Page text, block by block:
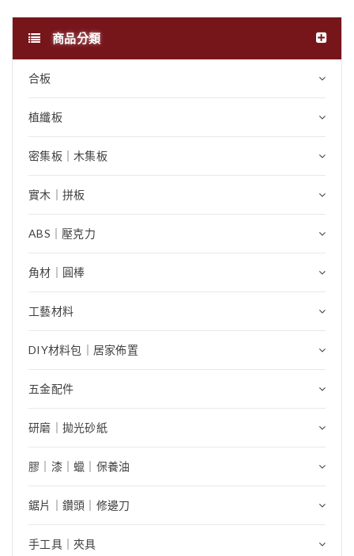
商品分類
合板
植纖板
密集板｜木集板
實木｜拼板
ABS｜壓克力
角材｜圓棒
工藝材料
DIY材料包｜居家佈置
五金配件
研磨｜拋光砂紙
膠｜漆｜蠟｜保養油
鋸片｜鑽頭｜修邊刀
手工具｜夾具